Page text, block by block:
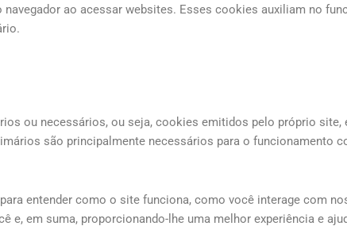
ao acessar websites. Esses cookies auxiliam no
ou necessários, ou seja, cookies emitidos pelo próprio site,
são principalmente necessários para o funcionamento
entender como o site funciona, como você interage com
e, em suma, proporcionando-lhe uma melhor experiência e